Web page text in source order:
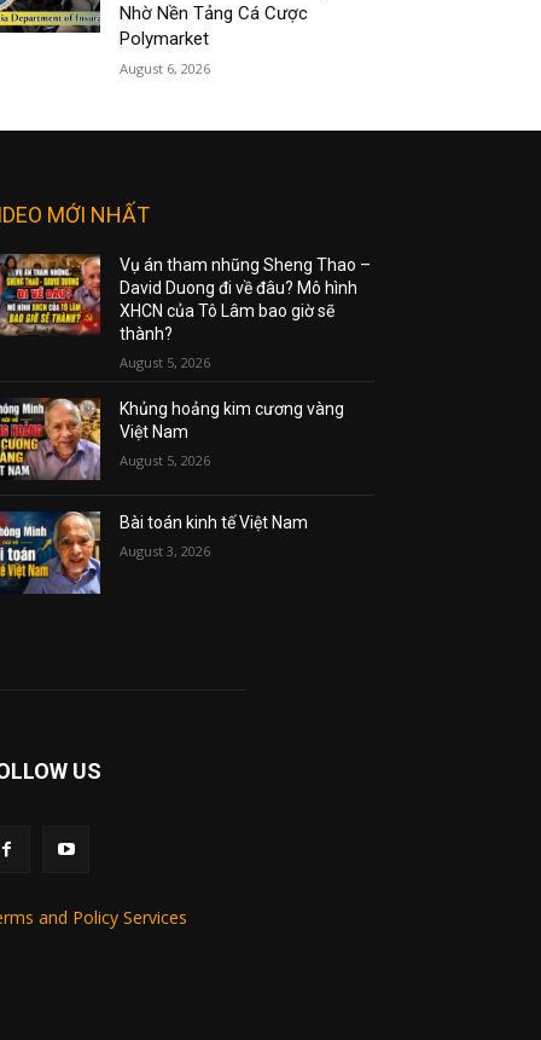
Nhờ Nền Tảng Cá Cược
Polymarket
August 6, 2026
MỚI NHẤT
Vụ án tham nhũng Sheng Thao –
David Duong đi về đâu? Mô hình
XHCN của Tô Lâm bao giờ sẽ
thành?
August 5, 2026
Khủng hoảng kim cương vàng
Việt Nam
August 5, 2026
Bài toán kinh tế Việt Nam
August 3, 2026
US
and Policy Services